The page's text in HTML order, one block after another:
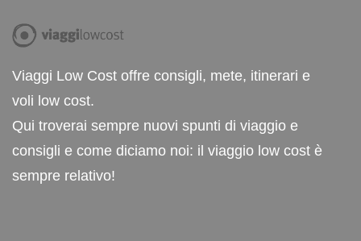
Viaggi Low Cost offre consigli, mete, itinerari e
voli low cost.
Qui troverai sempre nuovi spunti di viaggio e
consigli e come diciamo noi: il viaggio low cost è
sempre relativo!